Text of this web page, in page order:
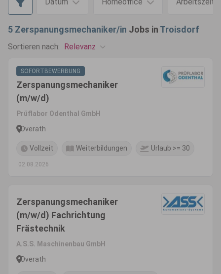
5 Zerspanungsmechaniker/in Jobs in Troisdorf
Sortieren nach: Relevanz
SOFORTBEWERBUNG
Zerspanungsmechaniker
(m/w/d)
Prüflabor Odenthal GmbH
Overath
Vollzeit Weiterbildungen Urlaub >= 30
02.08.2026
Zerspanungsmechaniker
(m/w/d) Fachrichtung
Frästechnik
A.S.S. Maschinenbau GmbH
Overath